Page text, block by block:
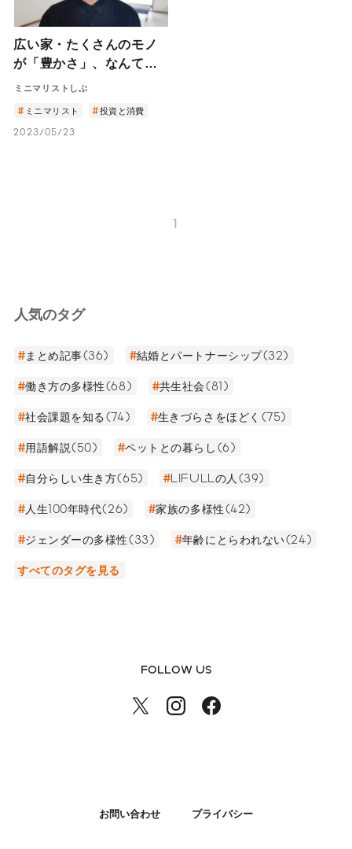
広い家・たくさんのモノ
が「豊かさ」、なんてな
い。―モノを手放せば手
く？ ミニマリストしぶの
ライフスタイル―
ミニマリストしぶ
ミニマリスト 投資と消費
2023/05/23
1
人気のタグ
まとめ記事(36) 結婚とパートナーシップ(32)
働き方の多様性(68) 共生社会(81)
社会課題を知る(74) 生きづらさをほどく(75)
用語解説(50) ペットとの暮らし(6)
自分らしい生き方(65) LIFULLの人(39)
人生100年時代(26) 家族の多様性(42)
ジェンダーの多様性(33) 年齢にとらわれない(24)
すべてのタグを見る
FOLLOW US
お問い合わせ プライバシー